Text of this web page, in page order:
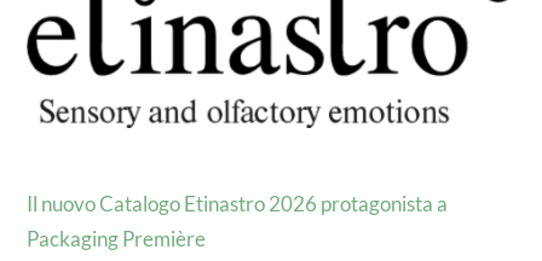
Il nuovo Catalogo Etinastro 2026 protagonista a
Packaging Première